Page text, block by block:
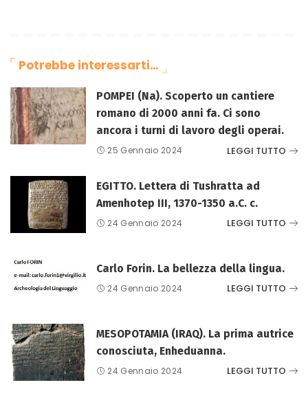
Potrebbe interessarti…
POMPEI (Na). Scoperto un cantiere
romano di 2000 anni fa. Ci sono
ancora i turni di lavoro degli operai.
25 Gennaio 2024 LEGGI TUTTO
EGITTO. Lettera di Tushratta ad
Amenhotep III, 1370-1350 a.C. c.
24 Gennaio 2024 LEGGI TUTTO
Carlo Forin. La bellezza della lingua.
24 Gennaio 2024 LEGGI TUTTO
MESOPOTAMIA (IRAQ). La prima autrice
conosciuta, Enheduanna.
24 Gennaio 2024 LEGGI TUTTO